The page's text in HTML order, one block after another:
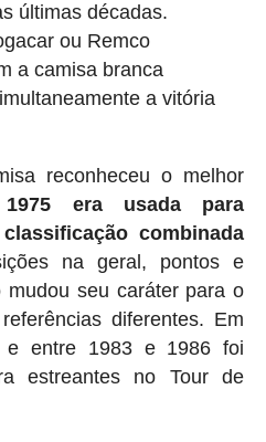
últimas décadas.
ou Remco
a camisa branca
a vitória
reconheceu o melhor
era usada para
combinada
na geral, pontos e
mudou seu caráter para o
diferentes. Em
e entre 1983 e 1986 foi
estreantes no Tour de